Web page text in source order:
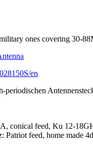
ones covering 30-
en
periodischen
conical feed, Ku 12-
feed, home